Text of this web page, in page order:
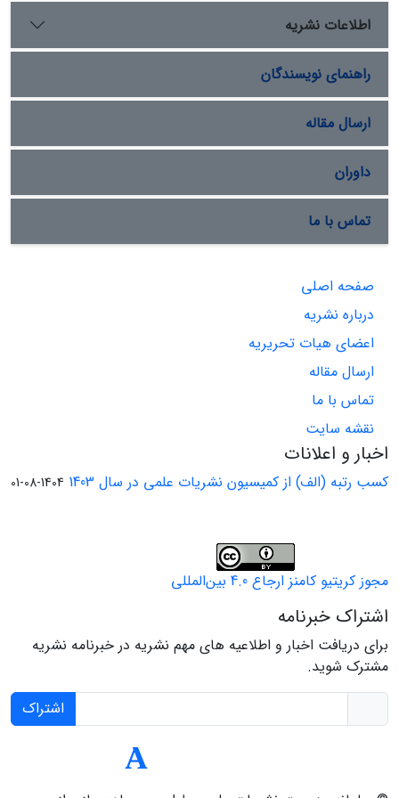
اطلاعات نشریه
راهنمای نویسندگان
ارسال مقاله
داوران
تماس با ما
صفحه اصلی
درباره نشریه
اعضای هیات تحریریه
ارسال مقاله
تماس با ما
نقشه سایت
اخبار و اعلانات
کسب رتبه (الف) از کمیسیون نشریات علمی در سال 1403 1404-08-01
مجوز کریتیو کامنز ارجاع 4.0 بین‌المللی
اشتراک خبرنامه
برای دریافت اخبار و اطلاعیه های مهم نشریه در خبرنامه نشریه
مشترک شوید.
اشتراک